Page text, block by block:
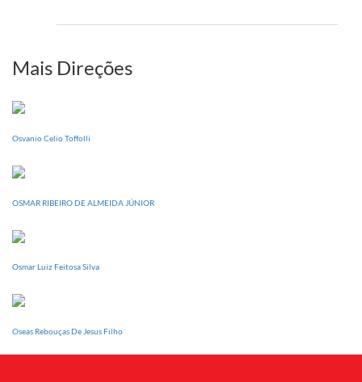
PI
Mais Direções
Osvanio Celio Toffolli
OSMAR RIBEIRO DE ALMEIDA JÚNIOR
Osmar Luiz Feitosa Silva
Oseas Rebouças De Jesus Filho